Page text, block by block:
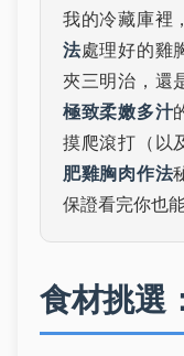
我的冷藏庫裡
法處理好的雞
夾三明治，還
極致柔嫩多汁
摸爬滾打（以
肥雞胸肉作法
保證看完你也
食材挑選